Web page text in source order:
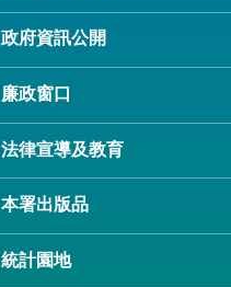
政府資訊公開
廉政窗口
法律宣導及教育
本署出版品
統計園地